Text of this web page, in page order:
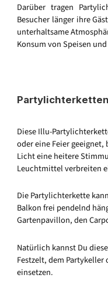
Darüber tragen
Besucher länger ihre
unterhaltsame
Konsum von Speisen
Diese Illu-
oder eine Feier
Licht eine heitere
Leuchtmittel verbreiten
Die Partylichterkette
Balkon frei pendelnd
Gartenpavillon, den
Natürlich kannst Du
Festzelt, dem
einsetzen.